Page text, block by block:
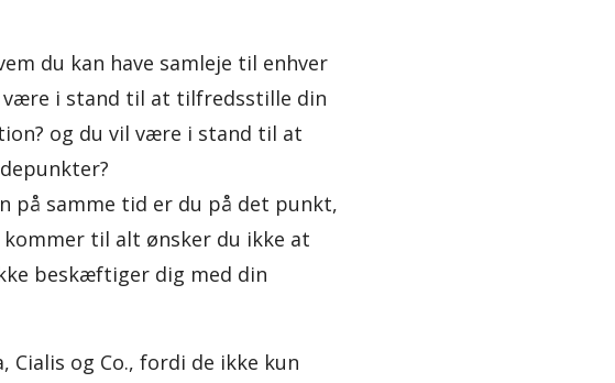
du kan have samleje til enhver
i stand til at tilfredsstille din
og du vil være i stand til at
på samme tid er du på det punkt,
til alt ønsker du ikke at
beskæftiger dig med din
og Co., fordi de ikke kun